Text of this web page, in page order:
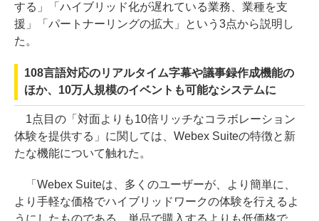
する」「ハイブリッド化が遅れている業務、業種を支
援」「パートナーリングの拡大」という3点から説明し
た。
108言語対応のリアルタイム字幕や議事録作成機能の
ほか、10万人規模のイベントも可能なシステムに
1点目の「対面よりも10倍リッチなコラボレーション
体験を提供する」に関しては、Webex Suiteの特徴と新
たな機能について触れた。
「Webex Suiteは、多くのユーザーが、より簡単に、
より手軽な価格でハイブリッドワークの体験を行えるよ